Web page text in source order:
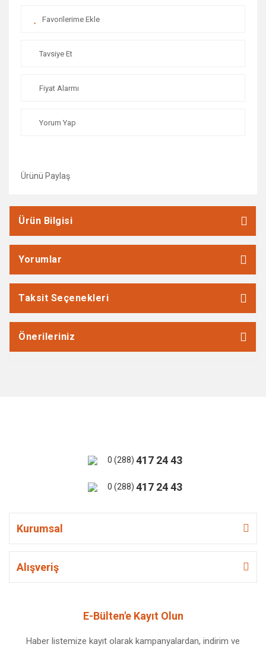
Tavsiye Et
Fiyat Alarmı
Yorum Yap
Ürünü Paylaş
Ürün Bilgisi
Yorumlar
Taksit Seçenekleri
Önerileriniz
0 (288) 417 24 43
0 (288) 417 24 43
Kurumsal
Alışveriş
E-Bülten'e Kayıt Olun
Haber listemize kayıt olarak kampanyalardan, indirim ve